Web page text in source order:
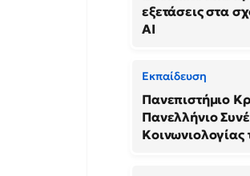
εξετάσεις στα
AI
Εκπαίδευση
Πανεπιστήμιο
Πανελλήνιο
Κοινωνιολογίας